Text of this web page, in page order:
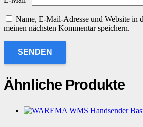
Name, E-Mail-Adresse und Website in
meinen nächsten Kommentar speichern.
Ähnliche Produkte